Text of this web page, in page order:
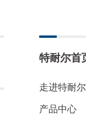
特耐尔首
走进特耐尔
产品中心